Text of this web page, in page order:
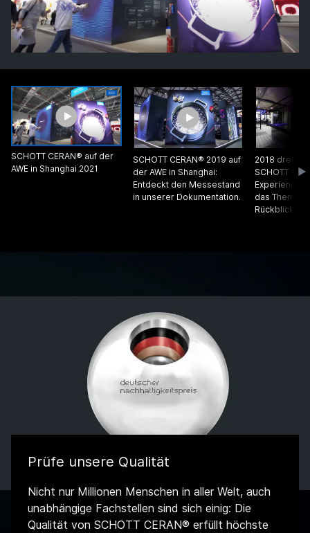
SCHOTT CERAN® auf der
AWE in Shanghai 2021
SCHOTT CERAN® 2019 auf
der AWE in Shanghai:
Entdeckt den Messestand
in unserer Dokumentation.
2018 drehte
SCHOTT
Experience
das Thema
Rückblick.
Prüfe unsere Qualität
Nicht nur Millionen Menschen in aller Welt, auch
unabhängige Fachstellen sind sich einig: Die
Qualität von SCHOTT CERAN® erfüllt höchste